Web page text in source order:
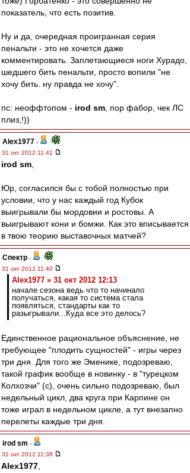
показатель, что есть позитив.
Ну и да, очередная проигранная серия
пенальти - это не хочется даже
комментировать. Заплетающиеся ноги Хурадо,
шедшего бить пенальти, просто вопили "не
хочу бить. ну правда не хочу".
пс: неоффтопом - irod sm , пор фабор, чек ЛС
плиз,!))
Alex1977 -
31 окт 2012 11:41
irod sm
Юр, согласился бы с тобой полностью при
условии, что у нас каждый год Кубок
выигрывали бы мордовии и ростовы. А
выигрывают кони и бомжи. Как это вписывается
в твою теорию выставочных матчей?
Спектр -
31 окт 2012 11:40
Alex1977 » 31 окт 2012 12:13
начале сезона ведь что то начинало
получаться, какая то система стала
появляться, стандарты как то
разыгрывали...Куда все это делось?
Единственное рациональное объяснение, не
требующее "плодить сущностей" - игры через
три дня. Для того же Эменике, подозреваю,
такой график вообще в новинку - в "турецком
Колхозчи" (с), очень сильно подозреваю, был
недельный цикл, два круга при Карпине он
тоже играл в недельном цикле, а тут внезапно
перелеты каждые три дня.
irod sm -
31 окт 2012 11:38
Alex1977